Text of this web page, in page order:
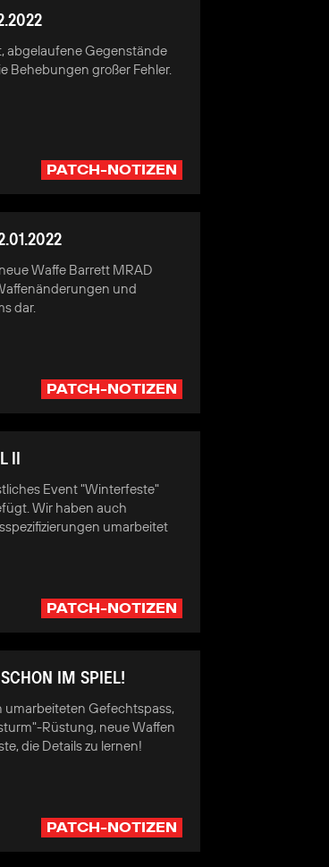
abgelaufene Gegenstände
Behebungen großer Fehler.
PATCH-NOTIZEN
Waffe Barrett MRAD
und
dar.
PATCH-NOTIZEN
II
Event "Winterfeste"
Wir haben auch
umarbeitet
PATCH-NOTIZEN
IM SPIEL!
umarbeiteten Gefechtspass,
Rüstung, neue Waffen
die Details zu lernen!
PATCH-NOTIZEN